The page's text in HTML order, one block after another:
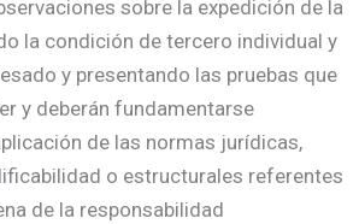
sobre la expedición de la
la condición de tercero individual y
y presentando las pruebas que
y deberán fundamentarse
de las normas jurídicas,
o estructurales referentes
de la responsabilidad